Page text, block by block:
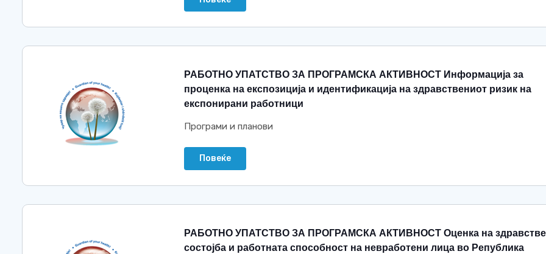
РАБОТНО УПАТСТВО ЗА ПРОГРАМСКА АКТИВНОСТ Информација за
проценка на експозиција и идентификација на здравствениот ризик на
експонирани работници
Програми и планови
Повеќе
РАБОТНО УПАТСТВО ЗА ПРОГРАМСКА АКТИВНОСТ Оценка на
состојба и работната способност на невработени лица во Република